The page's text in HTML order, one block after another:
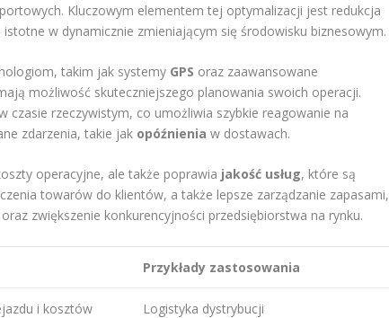
Kluczowym elementem tej optymalizacji jest redukcja
w dynamicznie zmieniającym się środowisku biznesowym.
takim jak systemy GPS oraz zaawansowane
możliwość skuteczniejszego planowania swoich operacji.
rzeczywistym, co umożliwia szybkie reagowanie na
zdarzenia, takie jak opóźnienia w dostawach.
operacyjne, ale także poprawia jakość usług, które są
towarów do klientów, a także lepsze zarządzanie zapasami,
oraz zwiększenie konkurencyjności przedsiębiorstwa na rynku.
Przykłady zastosowania
i kosztów
Logistyka dystrybucji